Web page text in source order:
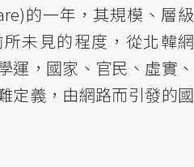
的一年，其規模、層級
未見的程度，從北韓網
運，國家、官民、虛實、
定義，由網路而引發的國